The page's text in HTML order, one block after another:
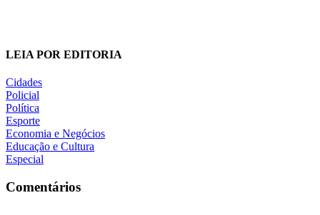
LEIA POR EDITORIA
Cidades
Policial
Política
Esporte
Economia e Negócios
Educação e Cultura
Especial
Comentários